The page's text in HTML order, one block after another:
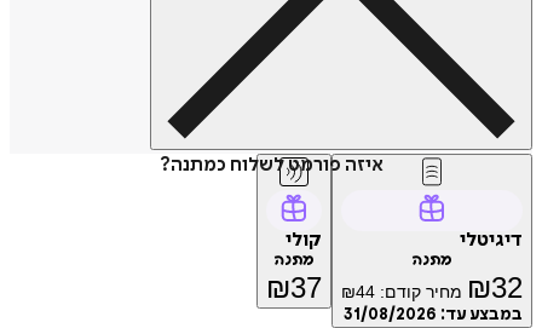
איזה פורמט לשלוח כמתנה?
דיגיטלי
מתנה
₪32 מחיר קודם: ₪44
במבצע עד: 31/08/2026
קולי
מתנה
₪37